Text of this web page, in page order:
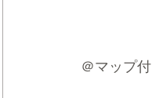
＠マップ付